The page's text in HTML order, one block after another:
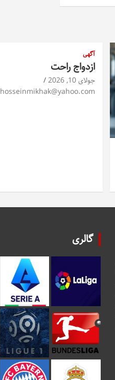
آگهی
ازدواج راحت
جولای 10, 2026
hosseinmikhak@yahoo.com
گالری